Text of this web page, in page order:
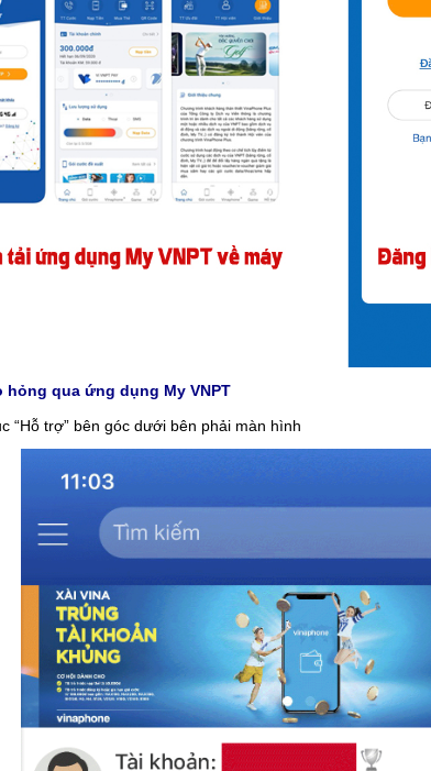
hỏng qua ứng dụng My VNPT
“Hỗ trợ” bên góc dưới bên phải màn hình